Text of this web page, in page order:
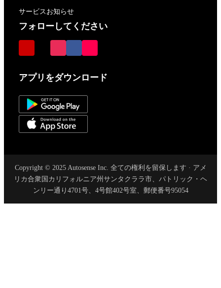
サービスお知らせ
フォローしてください
アプリをダウンロード
Copyright © 2025 Autosense Inc. 全ての権利を留保します · アメ
リカ合衆国カリフォルニア州サンタクララ市、パトリック・ヘ
ンリー通り4701号、4号館402号室、郵便番号95054